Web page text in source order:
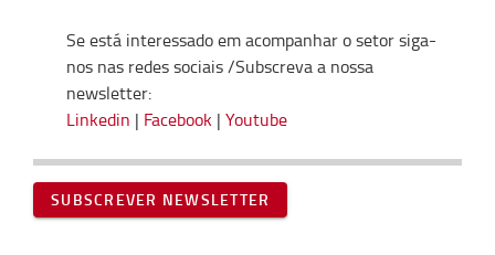
Se está interessado em acompanhar o setor siga-
nos nas redes sociais /Subscreva a nossa
newsletter:
Linkedin | Facebook | Youtube
SUBSCREVER NEWSLETTER